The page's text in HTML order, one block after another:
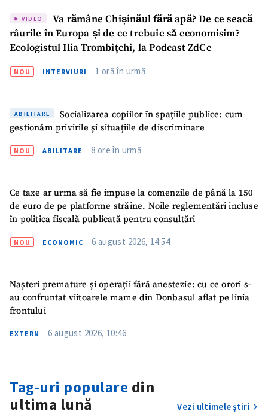
SUSȚINE
VIDEO
Va rămâne Chișinăul fără apă? De ce seacă
râurile în Europa și de ce trebuie să economisim?
Ecologistul Ilia Trombițchi, la Podcast ZdCe
NOU INTERVIURI 1 oră în urmă
ABILITARE
Socializarea copiilor în spațiile publice: cum
gestionăm privirile și situațiile de discriminare
NOU ABILITARE 8 ore în urmă
Ce taxe ar urma să fie impuse la comenzile de până la 150
de euro de pe platforme străine. Noile reglementări incluse
în politica fiscală publicată pentru consultări
NOU ECONOMIC 6 august 2026, 14:54
Nașteri premature și operații fără anestezie: cu ce orori s-
au confruntat viitoarele mame din Donbasul aflat pe linia
frontului
EXTERN 6 august 2026, 10:46
Tag-uri populare din
ultima lună
Vezi ultimele știri